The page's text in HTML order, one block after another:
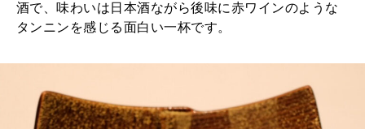
酒で、味わいは日本酒ながら後味に赤ワインのような
タンニンを感じる面白い一杯です。